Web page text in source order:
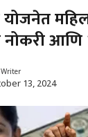
योजनेत
नोकरी आणि
Writer
13, 2024